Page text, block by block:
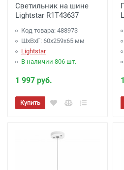
Светильник на шине
Lightstar R1T43637
Код товара: 488973
ШхВхГ: 60x259x65 мм
Lightstar
В наличии 806 шт.
1 997 руб.
Купить